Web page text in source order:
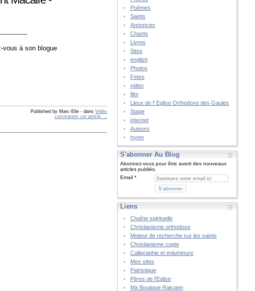
vous à son blogue
Published by Marc-Elie - dansVidéo
commenter cet article
Poèmes
Saints
Annonces
Chants
Livres
Sites
english
Photos
Fetes
video
film
Lieux de l' Eglise Orthodoxe des Gaules
Stage
internet
Auteurs
hymn
S'abonner Au Blog
Abonnez-vous pour être averti des nouveaux
articles publiés.
Email
Liens
Chaîne spirituelle
Christianisme orthodoxe
Moteur de recherche sur les saints
Christianisme copte
Calligraphie et enluminure
Mes sites
Patristique
Pères de l'Eglise
Ma Boutique Rakuten